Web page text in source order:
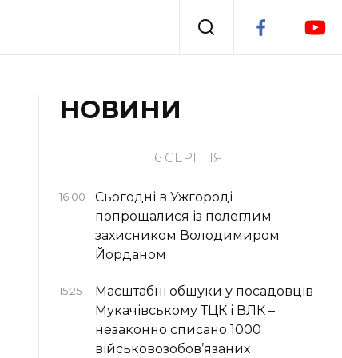
Події
НОВИНИ
6 СЕРПНЯ
16:00
Сьогодні в Ужгороді
попрощалися із полеглим
захисником Володимиром
Йорданом
15:25
Масштабні обшуки у посадовців
Мукачівському ТЦК і ВЛК –
незаконно списано 1000
військовозобов’язаних